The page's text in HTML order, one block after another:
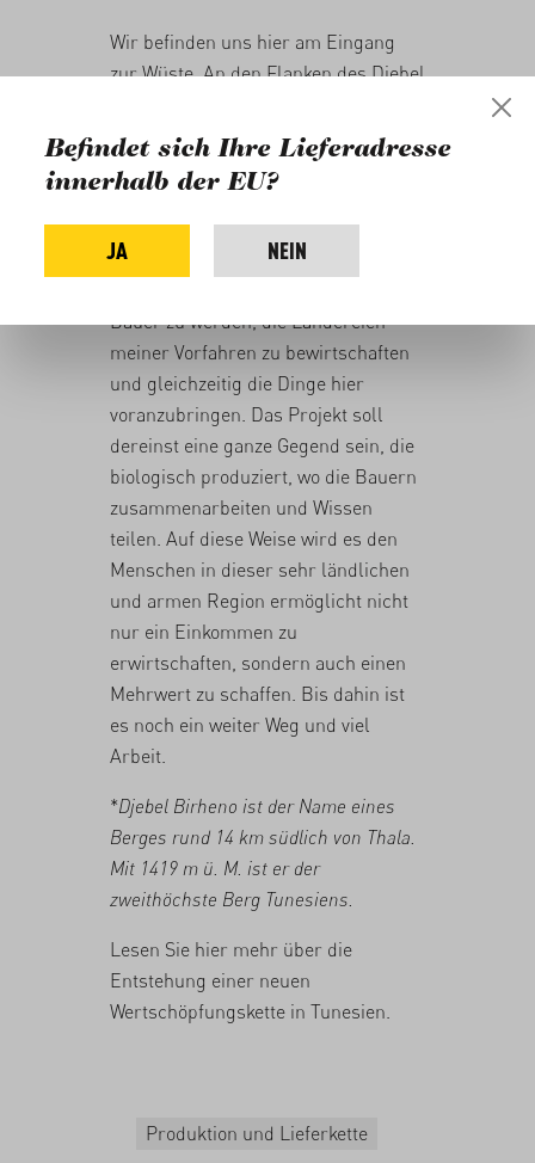
Wir befinden uns hier am Eingang
zur Wüste. An den Flanken des Djebel
Wasserressourcen, die Sommer sind
brütend heiss und die Winter rau.
Das Land hier hat seine Authentizität
bewahrt, die Landwirtschaft ist
rustikal und naturverbunden. Ich
Bauer zu werden, die Ländereien
meiner Vorfahren zu bewirtschaften
und gleichzeitig die Dinge hier
voranzubringen. Das Projekt soll
dereinst eine ganze Gegend sein, die
biologisch produziert, wo die Bauern
zusammenarbeiten und Wissen
teilen. Auf diese Weise wird es den
Menschen in dieser sehr ländlichen
und armen Region ermöglicht nicht
nur ein Einkommen zu
erwirtschaften, sondern auch einen
Mehrwert zu schaffen. Bis dahin ist
es noch ein weiter Weg und viel
Arbeit.
*Djebel Birheno ist der Name eines
Berges rund 14 km südlich von Thala.
Mit 1419 m ü. M. ist er der
zweithöchste Berg Tunesiens.
Lesen Sie hier mehr über die
Entstehung einer neuen
Wertschöpfungskette in Tunesien.
Produktion und Lieferkette
Befindet sich Ihre Lieferadresse
innerhalb der EU?
JA NEIN